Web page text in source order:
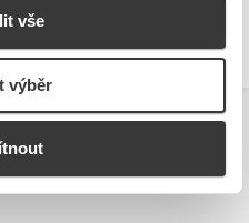
vše
výběr